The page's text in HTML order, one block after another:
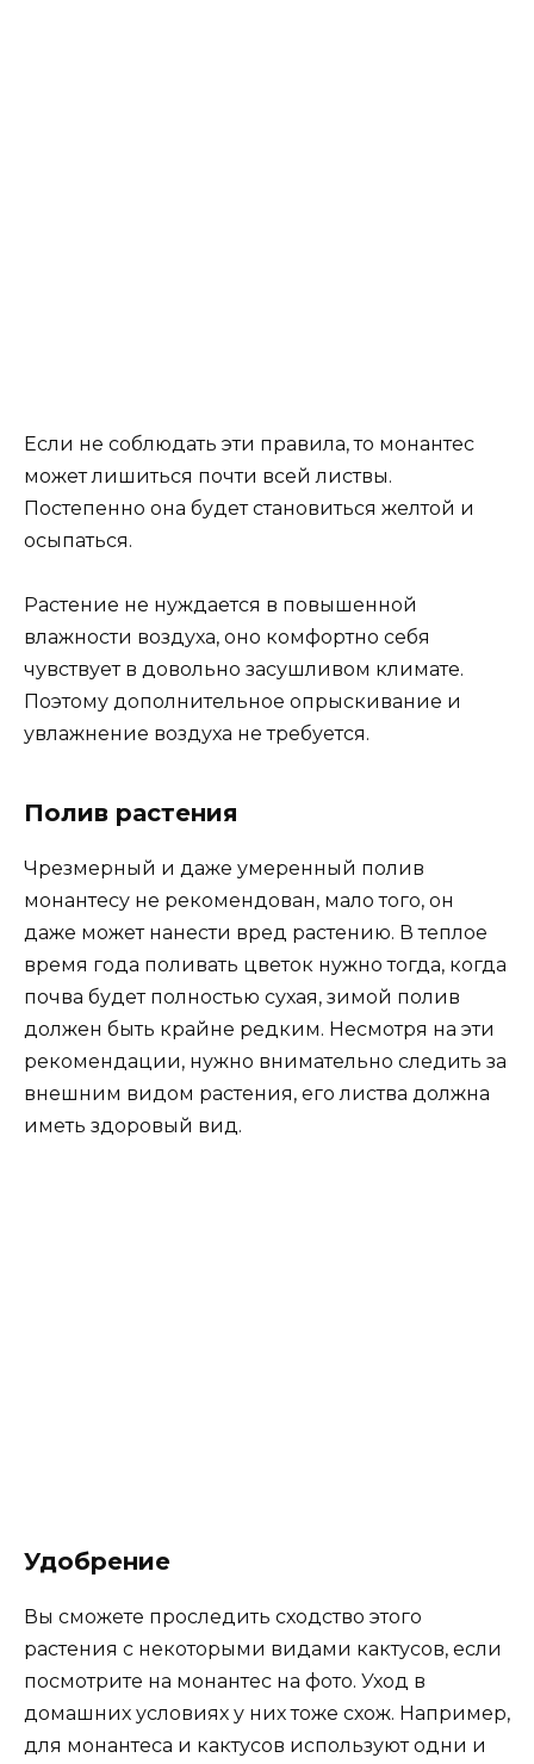
Если не соблюдать эти правила, то монантес
может лишиться почти всей листвы.
Постепенно она будет становиться желтой и
осыпаться.
Растение не нуждается в повышенной
влажности воздуха, оно комфортно себя
чувствует в довольно засушливом климате.
Поэтому дополнительное опрыскивание и
увлажнение воздуха не требуется.
Полив растения
Чрезмерный и даже умеренный полив
монантесу не рекомендован, мало того, он
даже может нанести вред растению. В теплое
время года поливать цветок нужно тогда, когда
почва будет полностью сухая, зимой полив
должен быть крайне редким. Несмотря на эти
рекомендации, нужно внимательно следить за
внешним видом растения, его листва должна
иметь здоровый вид.
Удобрение
Вы сможете проследить сходство этого
растения с некоторыми видами кактусов, если
посмотрите на монантес на фото. Уход в
домашних условиях у них тоже схож. Например,
для монантеса и кактусов используют одни и